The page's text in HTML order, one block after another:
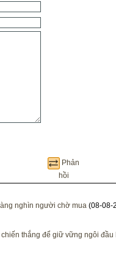
Phản
hồi
nghìn người chờ mua (08-08-
thắng để giữ vững ngôi đầu